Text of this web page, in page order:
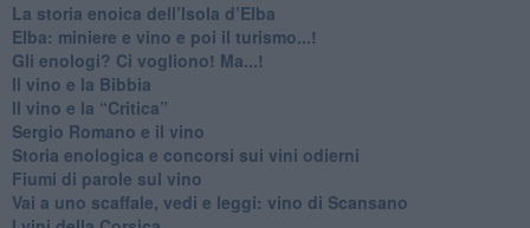
La storia enoica dell’Isola d’Elba
Elba: miniere e vino e poi il turismo...!
​Gli enologi? Ci vogliono! Ma...!
​Il vino e la Bibbia
​Il vino e la “Critica”
Sergio Romano e il vino
​Storia enologica e concorsi sui vini odierni
Fiumi di parole sul vino
​Vai a uno scaffale, vedi e leggi: vino di Scansano